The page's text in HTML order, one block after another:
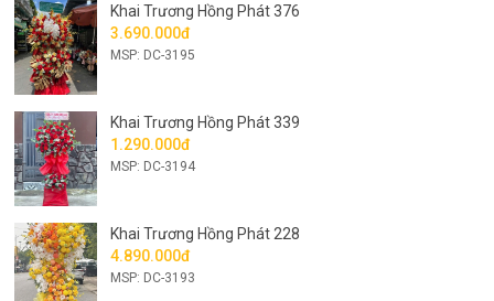
Khai Trương Hồng Phát 376
3.690.000đ
MSP: DC-3195
Khai Trương Hồng Phát 339
1.290.000đ
MSP: DC-3194
Khai Trương Hồng Phát 228
4.890.000đ
MSP: DC-3193